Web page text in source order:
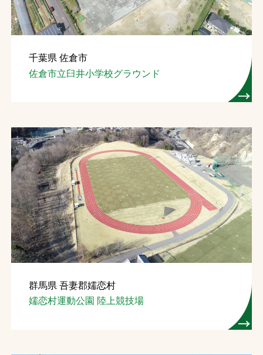
千葉県 佐倉市
佐倉市立臼井小学校グラウンド
群馬県 吾妻郡嬬恋村
嬬恋村運動公園 陸上競技場